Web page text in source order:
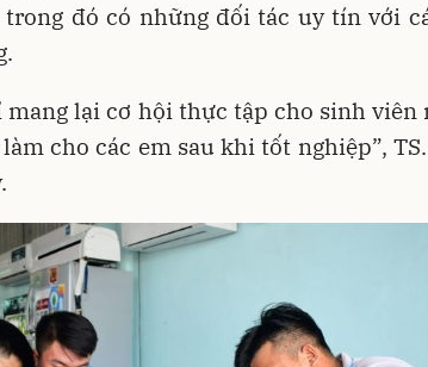
đó có những đối tác uy tín với
lại cơ hội thực tập cho sinh viên
cho các em sau khi tốt nghiệp”,